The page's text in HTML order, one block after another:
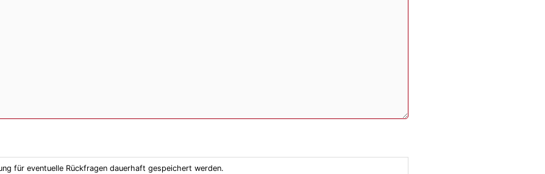
für eventuelle Rückfragen dauerhaft gespeichert werden.